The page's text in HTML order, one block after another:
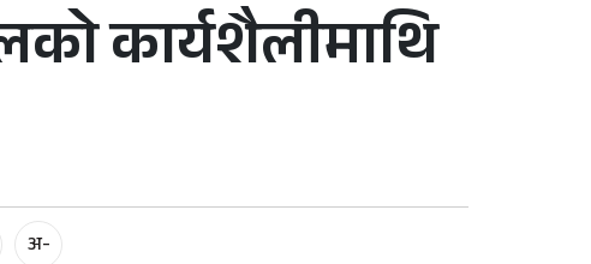
कार्यशैलीमाथि
अ-